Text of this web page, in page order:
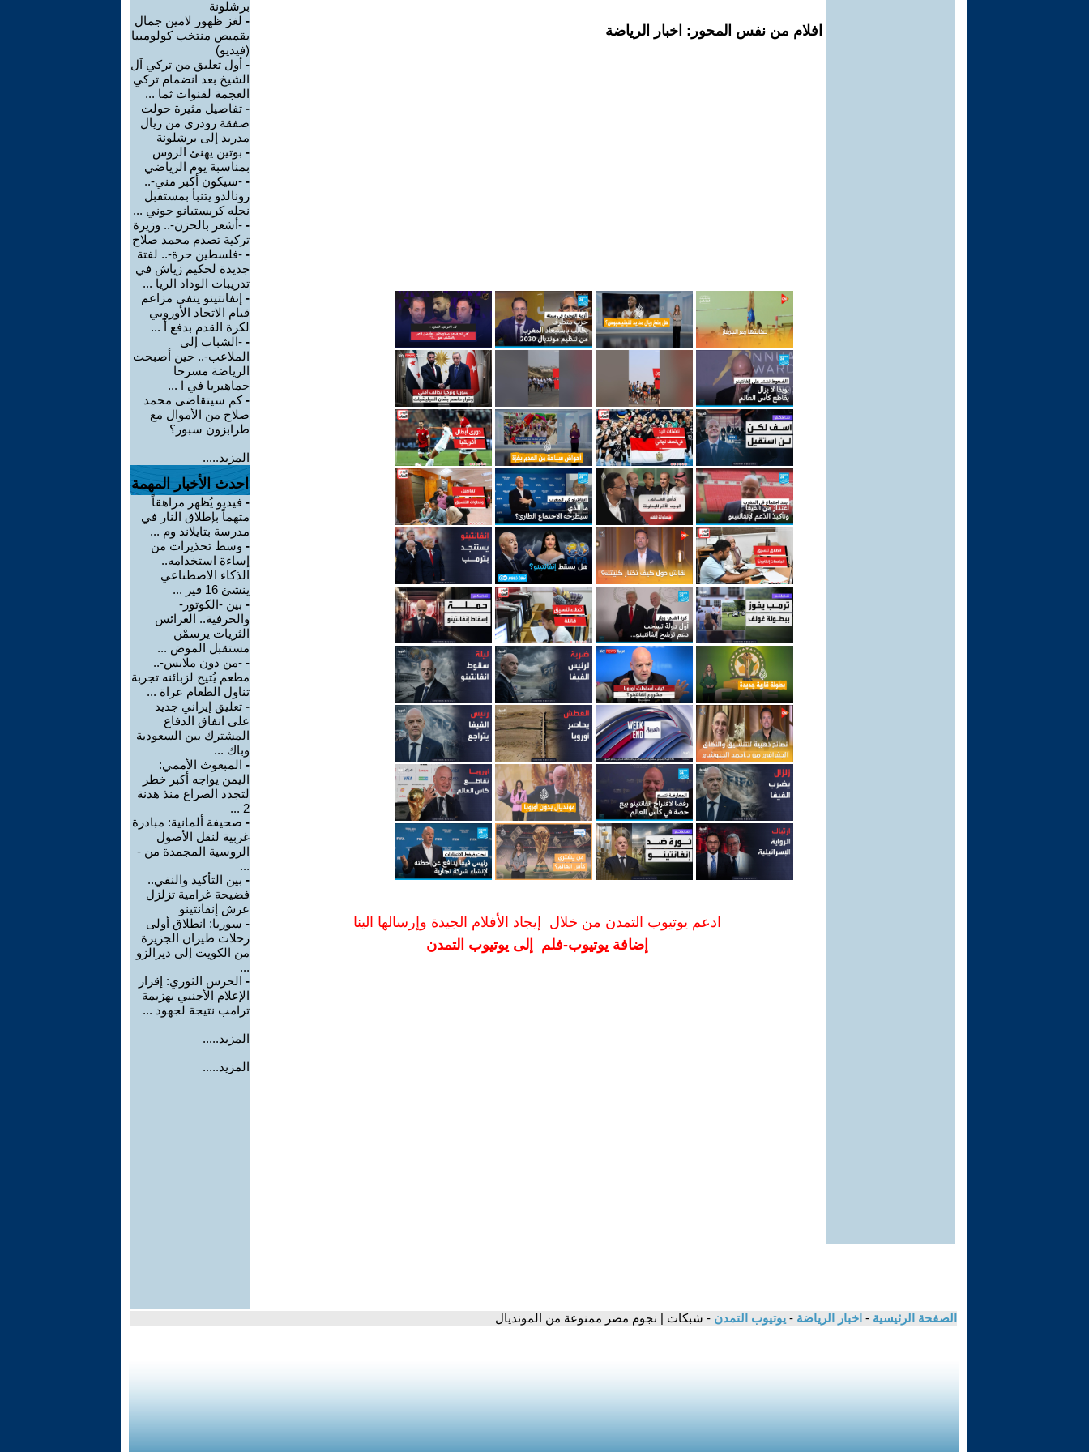
افلام من نفس المحور: اخبار الرياضة
ادعم يوتيوب التمدن من خلال إيجاد الأفلام الجيدة وإرسالها الينا
إضافة يوتيوب-فلم إلى يوتيوب التمدن
برشلونة
- لغز ظهور لامين جمال
بقميص منتخب كولومبيا
(فيديو)
- أول تعليق من تركي آل
الشيخ بعد انضمام تركي
العجمة لقنوات ثما ...
- تفاصيل مثيرة حولت
صفقة رودري من ريال
مدريد إلى برشلونة
- بوتين يهنئ الروس
بمناسبة يوم الرياضي
- -سيكون أكبر مني-..
رونالدو يتنبأ بمستقبل
نجله كريستيانو جوني ...
- -أشعر بالحزن-.. وزيرة
تركية تصدم محمد صلاح
- -فلسطين حرة-.. لفتة
جديدة لحكيم زياش في
تدريبات الوداد الريا ...
- إنفانتينو ينفي مزاعم
قيام الاتحاد الأوروبي
لكرة القدم بدفع أ ...
- -الشباب إلى
الملاعب-.. حين أصبحت
الرياضة مسرحا
جماهيريا في ا ...
-كم سيتقاضى محمد
صلاح من الأموال مع
طرابزون سبور؟
المزيد.....
احدث الأخبار المهمة
- فيديو يُظهر مراهقاً
متهماً بإطلاق النار في
مدرسة بتايلاند وم ...
- وسط تحذيرات من
إساءة استخدامه..
الذكاء الاصطناعي
ينشئ 16 فير ...
- بين -الكوتور-
والحرفية.. العرائس
الثريات يرسمْن
مستقبل الموض ...
- -من دون ملابس-..
مطعم يُتيح لزبائنه تجربة
تناول الطعام عراة ...
- تعليق إيراني جديد
على اتفاق الدفاع
المشترك بين السعودية
وباك ...
- المبعوث الأممي:
اليمن يواجه أكبر خطر
لتجدد الصراع منذ هدنة
2 ...
- صحيفة ألمانية: مبادرة
غربية لنقل الأصول
الروسية المجمدة من -
...
- بين التأكيد والنفي..
فضيحة غرامية تزلزل
عرش إنفانتينو
- سوريا: انطلاق أولى
رحلات طيران الجزيرة
من الكويت إلى ديرالزو
...
- الحرس الثوري: إقرار
الإعلام الأجنبي بهزيمة
ترامب نتيجة لجهود ...
المزيد.....
المزيد.....
الصفحة الرئيسية - اخبار الرياضة - يوتيوب التمدن - شبكات | نجوم مصر ممنوعة من المونديال